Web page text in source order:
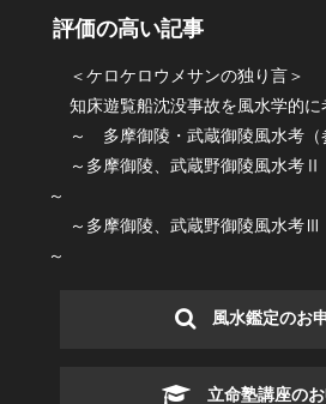
評価の高い記事
＜ケロケロウメサンの独り言＞
知床遊覧船沈没事故を風水学的に
～ 多摩御陵・武蔵御陵風水考
～多摩御陵、武蔵野御陵風水考Ⅱ
～
～多摩御陵、武蔵野御陵風水考Ⅲ
～
風水鑑定のお
立命塾講座の